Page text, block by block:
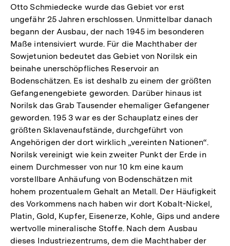
Otto Schmiedecke wurde das Gebiet vor erst
ungefähr 25 Jahren erschlossen. Unmittelbar danach
begann der Ausbau, der nach 1945 im besonderen
Maße intensiviert wurde. Für die Machthaber der
Sowjetunion bedeutet das Gebiet von Norilsk ein
beinahe unerschöpfliches Reservoir an
Bodenschätzen. Es ist deshalb zu einem der größten
Gefangenengebiete geworden. Darüber hinaus ist
Norilsk das Grab Tausender ehemaliger Gefangener
geworden. 195 3 war es der Schauplatz eines der
größten Sklavenaufstände, durchgeführt von
Angehörigen der dort wirklich „vereinten Nationen“.
Norilsk vereinigt wie kein zweiter Punkt der Erde in
einem Durchmesser von nur 10 km eine kaum
vorstellbare Anhäufung von Bodenschätzen mit
hohem prozentualem Gehalt an Metall. Der Häufigkeit
des Vorkommens nach haben wir dort Kobalt-Nickel,
Platin, Gold, Kupfer, Eisenerze, Kohle, Gips und andere
wertvolle mineralische Stoffe. Nach dem Ausbau
dieses Industriezentrums, dem die Machthaber der